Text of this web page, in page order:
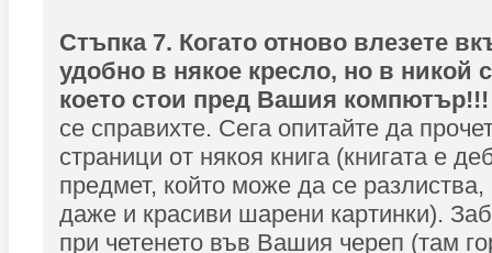
Стъпка 7. Когато отново влезете
удобно в някое кресло, но в никой
което стои пред Вашия
се справихте. Сега опитайте да
страници от някоя книга (книгата е
предмет, който може да се
даже и красиви шарени картинки).
при четенето във Вашия череп (там